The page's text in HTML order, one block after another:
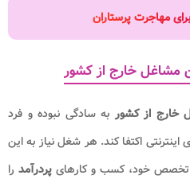
مهاجرت پرستاران
مشاغل خارج از کشور
خارج از کشوربه سادگی نبوده و فرد
اکتفا کند. هر شغل نیاز به این
تخصص خود، کسب و کارهای پردرآمد را